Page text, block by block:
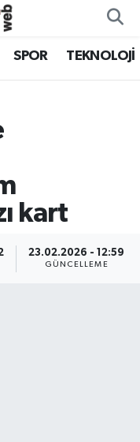
SPOR TEKNOLOJİ
kart
23.02.2026 - 12:59
GÜNCELLEME